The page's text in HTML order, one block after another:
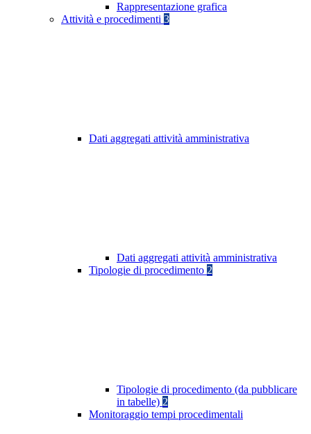
Rappresentazione grafica
Attività e procedimenti 3
Dati aggregati attività amministrativa
Dati aggregati attività amministrativa
Tipologie di procedimento 2
Tipologie di procedimento (da pubblicare
in tabelle) 2
Monitoraggio tempi procedimentali